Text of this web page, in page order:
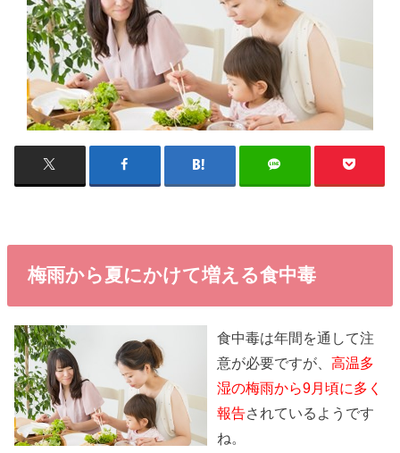
梅雨から夏にかけて増える食中毒
食中毒は年間を通して注
意が必要ですが、 高温多
湿の梅雨から9月頃に多く
報告されているようです
ね。